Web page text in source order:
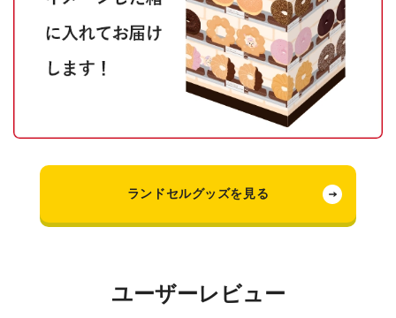
ランドセルグッズを見る
ユーザーレビュー